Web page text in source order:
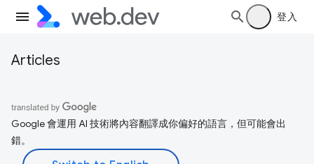
登入
Articles
Google 會運用 AI 技術將內容翻譯成你偏好的語言，但可能會出
錯。